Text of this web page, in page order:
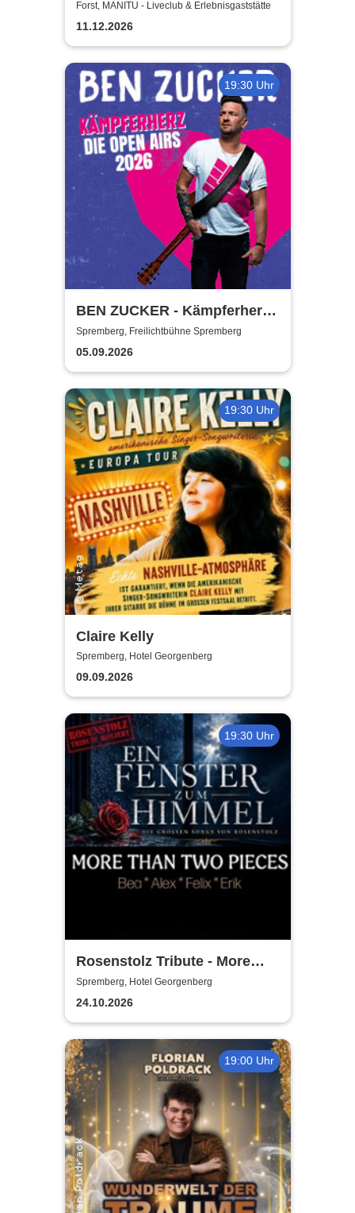
Tour 2026
Forst, MANITU - Liveclub & Erlebnisgaststätte
11.12.2026
19:30 Uhr
BEN ZUCKER - Kämpferherz -
Die Open Airs 2026
Spremberg, Freilichtbühne Spremberg
05.09.2026
19:30 Uhr
Claire Kelly
Spremberg, Hotel Georgenberg
09.09.2026
19:30 Uhr
Rosenstolz Tribute - More
Than Two Pieces / Ein
Fenster zum Himmel
Spremberg, Hotel Georgenberg
24.10.2026
19:00 Uhr